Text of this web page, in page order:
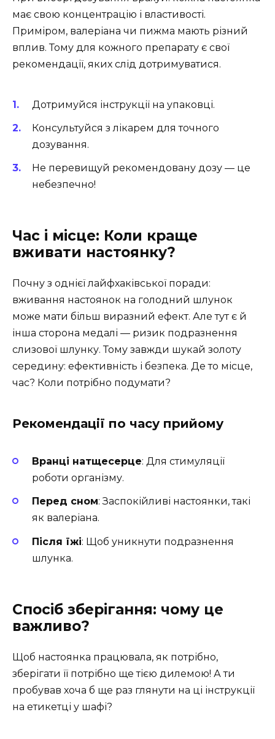
має свою концентрацію і властивості.
Приміром, валеріана чи пижма мають різний
вплив. Тому для кожного препарату є свої
рекомендації, яких слід дотримуватися.
Дотримуйся інструкції на упаковці.
Консультуйся з лікарем для точного
дозування.
Не перевищуй рекомендовану дозу — це
небезпечно!
Час і місце: Коли краще
вживати настоянку?
Почну з однієї лайфхаківської поради:
вживання настоянок на голодний шлунок
може мати більш виразний ефект. Але тут є й
інша сторона медалі — ризик подразнення
слизової шлунку. Тому завжди шукай золоту
середину: ефективність і безпека. Де то місце,
час? Коли потрібно подумати?
Рекомендації по часу прийому
Вранці натщесерце: Для стимуляції
роботи організму.
Перед сном: Заспокійливі настоянки, такі
як валеріана.
Після їжі: Щоб уникнути подразнення
шлунка.
Спосіб зберігання: чому це
важливо?
Щоб настоянка працювала, як потрібно,
зберігати її потрібно ще тією дилемою! А ти
пробував хоча б ще раз глянути на ці інструкції
на етикетці у шафі?